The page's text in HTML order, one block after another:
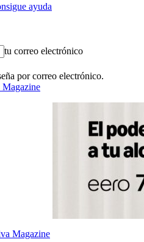
ayuda
tu correo electrónico
por correo electrónico.